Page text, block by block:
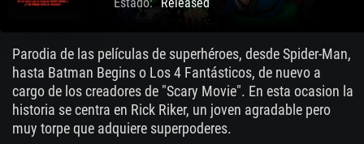
Estado:
Released
Parodia de las películas de superhéroes, desde Spider-Man,
hasta Batman Begins o Los 4 Fantásticos, de nuevo a
cargo de los creadores de "Scary Movie". En esta ocasion la
historia se centra en Rick Riker, un joven agradable pero
muy torpe que adquiere superpoderes.